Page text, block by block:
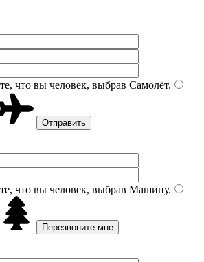
что вы человек, выбрав Самолёт.
что вы человек, выбрав Машину.